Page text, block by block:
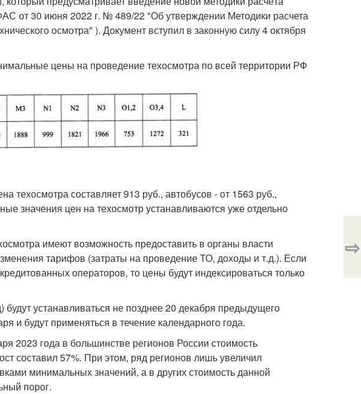
от 30 июня 2022 г. № 489/22 "Об утверждении Методики расчета
осмотра" ). Документ вступил в законную силу 4 октября
цены на проведение техосмотра по всей территории РФ
техосмотра составляет 913 руб., автобусов - от 1563 руб.,
значения цен на техосмотр устанавливаются уже отдельно
имеют возможность предоставить в органы власти
тарифов (затраты на проведение ТО, доходы и т.д.). Если
операторов, то цены будут индексироваться только
устанавливаться не позднее 20 декабря предыдущего
и будут применяться в течение календарного года.
2023 года в большинстве регионов России стоимость
составил 57%. При этом, ряд регионов лишь увеличил
минимальных значений, а в других стоимость данной
порог.
⇨